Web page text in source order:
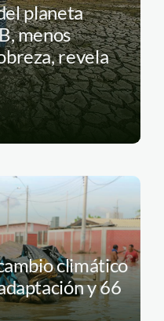
planeta
menos
revela
climático
y 66